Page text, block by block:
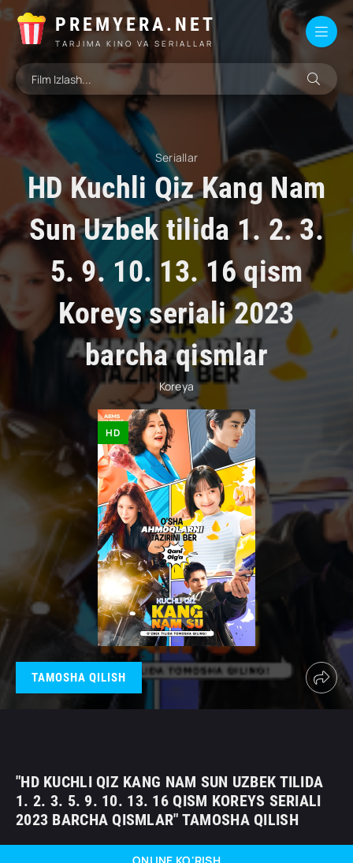
PREMYERA.NET
TARJIMA KINO VA SERIALLAR
Seriallar
HD Kuchli Qiz Kang Nam
Sun Uzbek tilida 1. 2. 3.
5. 9. 10. 13. 16 qism
Koreys seriali 2023
barcha qismlar
Koreya
HD
TAMOSHA QILISH
"HD KUCHLI QIZ KANG NAM SUN UZBEK TILIDA
1. 2. 3. 5. 9. 10. 13. 16 QISM KOREYS SERIALI
2023 BARCHA QISMLAR" TAMOSHA QILISH